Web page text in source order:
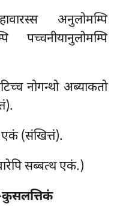
अनुलोमम्पि
पच्चनीयानुलोमम्पि
नोगन्थो अब्याकतो
(संखित्तं).
सब्बत्थ एकं.)